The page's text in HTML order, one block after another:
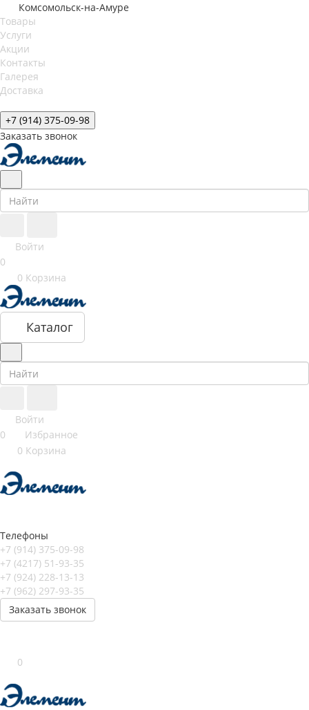
Комсомольск-на-Амуре
Товары
Услуги
Акции
Контакты
Галерея
Доставка
+7 (914) 375-09-98
Заказать звонок
Войти
0
0 Корзина
Каталог
Войти
0
Избранное
0 Корзина
Телефоны
+7 (914) 375-09-98
+7 (4217) 51-93-35
+7 (924) 228-13-13
+7 (962) 297-93-35
Заказать звонок
0